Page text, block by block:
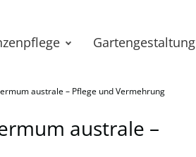
Gartengestaltung
australe – Pflege und Vermehrung
australe –